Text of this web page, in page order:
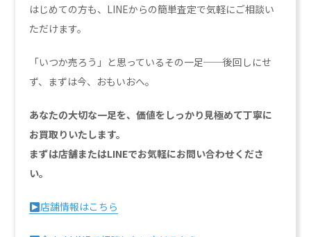
はじめての方も、LINEからの簡単査定で気軽にご相談い
ただけます。
「いつか売ろう」と思っているその一足──後回しにせ
ず、まずは今、おもいおへ。
あなたの大切な一足を、価値をしっかり見極めて丁寧に
お買取りいたします。
まずは店舗またはLINEでお気軽にお問い合わせくださ
い。
店舗情報はこちら